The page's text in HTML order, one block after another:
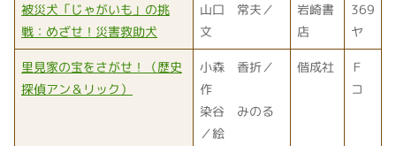
被災犬「じゃがいも」の挑
戦：めざせ！災害救助犬
山口 常夫／
文
岩崎書
店
369
ヤ
里見家の宝をさがせ！（歴史
探偵アン＆リック）
小森 香折／
作
染谷 みのる
／絵
偕成社
Ｆ
コ